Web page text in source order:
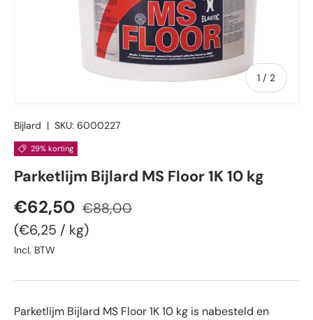
1 / van
2
Bijlard | SKU: 6000227
29% korting
Parketlijm Bijlard MS Floor 1K 10 kg
Verkoopprijs
€62,50 Reguliere prijs
€88,00
Eenheid prijs
€6,25 / kg
Incl. BTW
Parketlijm Bijlard MS Floor 1K 10 kg is nabesteld en